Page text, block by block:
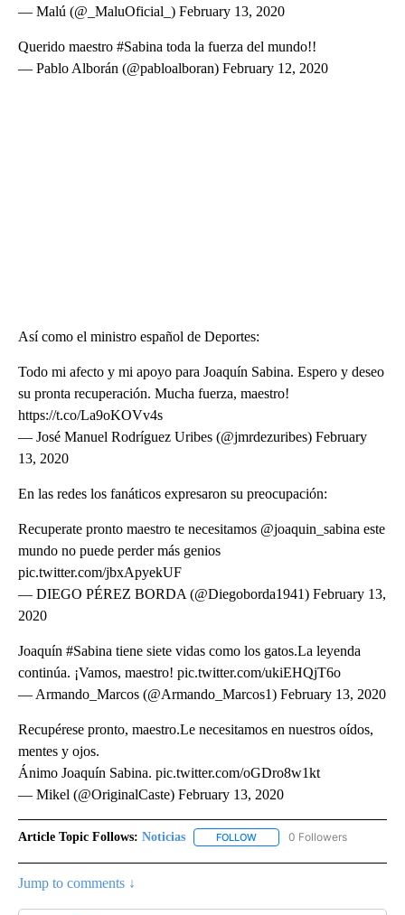
— Malú (@_MaluOficial_) February 13, 2020
Querido maestro #Sabina toda la fuerza del mundo!!
— Pablo Alborán (@pabloalboran) February 12, 2020
Así como el ministro español de Deportes:
Todo mi afecto y mi apoyo para Joaquín Sabina. Espero y deseo
su pronta recuperación. Mucha fuerza, maestro!
https://t.co/La9oKOVv4s
— José Manuel Rodríguez Uribes (@jmrdezuribes) February
13, 2020
En las redes los fanáticos expresaron su preocupación:
Recuperate pronto maestro te necesitamos @joaquin_sabina este
mundo no puede perder más genios
pic.twitter.com/jbxApyekUF
— DIEGO PÉREZ BORDA (@Diegoborda1941) February 13,
2020
Joaquín #Sabina tiene siete vidas como los gatos.La leyenda
continúa. ¡Vamos, maestro! pic.twitter.com/ukiEHQjT6o
— Armando_Marcos (@Armando_Marcos1) February 13, 2020
Recupérese pronto, maestro.Le necesitamos en nuestros oídos,
mentes y ojos.
Ánimo Joaquín Sabina. pic.twitter.com/oGDro8w1kt
— Mikel (@OriginalCaste) February 13, 2020
Article Topic Follows: Noticias FOLLOW FOLLOW "NOTICIAS" TO
0 Followers
Jump to comments ↓